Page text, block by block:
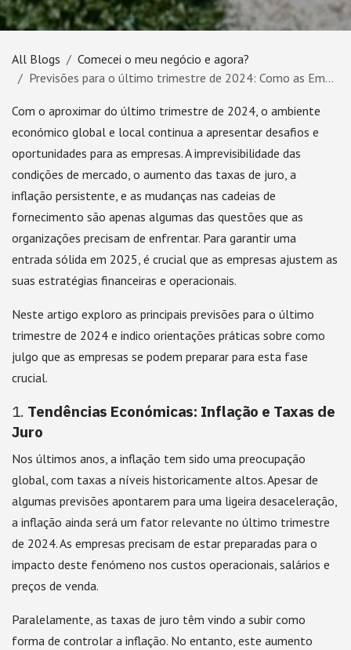
All Blogs
Comecei o meu negócio e agora?
Previsões para o último trimestre de 2024: Como as Empresas se devem preparar
Com o aproximar do último trimestre de 2024, o ambiente
económico global e local continua a apresentar desafios e
oportunidades para as empresas. A imprevisibilidade das
condições de mercado, o aumento das taxas de juro, a
inflação persistente, e as mudanças nas cadeias de
fornecimento são apenas algumas das questões que as
organizações precisam de enfrentar. Para garantir uma
entrada sólida em 2025, é crucial que as empresas ajustem as
suas estratégias financeiras e operacionais.
Neste artigo exploro as principais previsões para o último
trimestre de 2024 e indico orientações práticas sobre como
julgo que as empresas se podem preparar para esta fase
crucial.
1. Tendências Económicas: Inflação e Taxas de
Juro
Nos últimos anos, a inflação tem sido uma preocupação
global, com taxas a níveis historicamente altos. Apesar de
algumas previsões apontarem para uma ligeira desaceleração,
a inflação ainda será um fator relevante no último trimestre
de 2024. As empresas precisam de estar preparadas para o
impacto deste fenómeno nos custos operacionais, salários e
preços de venda.
Paralelamente, as taxas de juro têm vindo a subir como
forma de controlar a inflação. No entanto, este aumento